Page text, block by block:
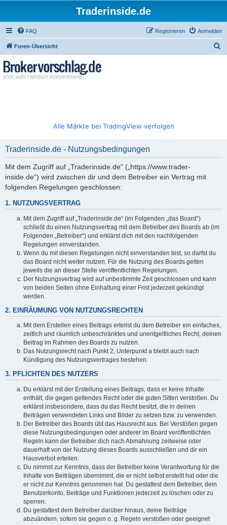
Traderinside.de
FAQ Anmelden
Registrieren
Foren-Übersicht
Alle Märkte bei TradingView verfolgen
Traderinside.de - Nutzungsbedingungen
Mit dem Zugriff auf „Traderinside.de“ („https://www.trader-
inside.de“) wird zwischen dir und dem Betreiber ein Vertrag mit
folgenden Regelungen geschlossen:
1. NUTZUNGSVERTRAG
Mit dem Zugriff auf „Traderinside.de“ (im Folgenden „das Board“)
schließt du einen Nutzungsvertrag mit dem Betreiber des Boards ab (im
Folgenden „Betreiber“) und erklärst dich mit den nachfolgenden
Regelungen einverstanden.
Wenn du mit diesen Regelungen nicht einverstanden bist, so darfst du
das Board nicht weiter nutzen. Für die Nutzung des Boards gelten
jeweils die an dieser Stelle veröffentlichten Regelungen.
Der Nutzungsvertrag wird auf unbestimmte Zeit geschlossen und kann
von beiden Seiten ohne Einhaltung einer Frist jederzeit gekündigt
werden.
2. EINRÄUMUNG VON NUTZUNGSRECHTEN
Mit dem Erstellen eines Beitrags erteilst du dem Betreiber ein einfaches,
zeitlich und räumlich unbeschränktes und unentgeltliches Recht, deinen
Beitrag im Rahmen des Boards zu nutzen.
Das Nutzungsrecht nach Punkt 2, Unterpunkt a bleibt auch nach
Kündigung des Nutzungsvertrages bestehen.
3. PFLICHTEN DES NUTZERS
Du erklärst mit der Erstellung eines Beitrags, dass er keine Inhalte
enthält, die gegen geltendes Recht oder die guten Sitten verstoßen. Du
erklärst insbesondere, dass du das Recht besitzt, die in deinen
Beiträgen verwendeten Links und Bilder zu setzen bzw. zu verwenden.
Der Betreiber des Boards übt das Hausrecht aus. Bei Verstößen gegen
diese Nutzungsbedingungen oder anderer im Board veröffentlichten
Regeln kann der Betreiber dich nach Abmahnung zeitweise oder
dauerhaft von der Nutzung dieses Boards ausschließen und dir ein
Hausverbot erteilen.
Du nimmst zur Kenntnis, dass der Betreiber keine Verantwortung für die
Inhalte von Beiträgen übernimmt, die er nicht selbst erstellt hat oder die
er nicht zur Kenntnis genommen hat. Du gestattest dem Betreiber, dein
Benutzerkonto, Beiträge und Funktionen jederzeit zu löschen oder zu
sperren.
Du gestattest dem Betreiber darüber hinaus, deine Beiträge
abzuändern, sofern sie gegen o. g. Regeln verstoßen oder geeignet